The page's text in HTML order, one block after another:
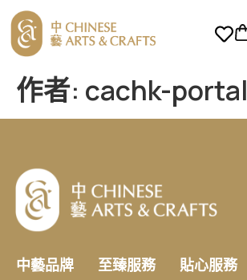
作者: cachk-portal
中藝品牌 至臻服務 貼心服務